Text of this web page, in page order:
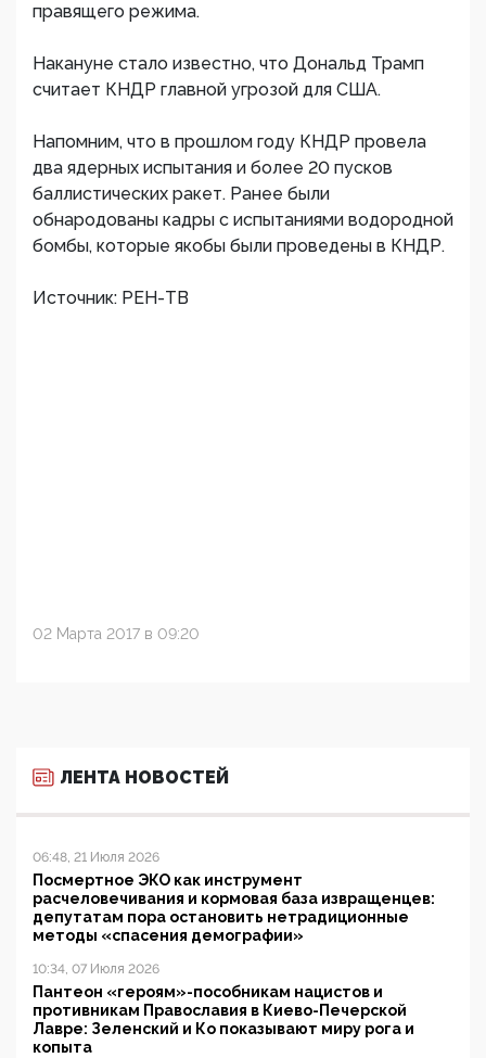
правящего режима.
Накануне стало известно, что Дональд Трамп
считает КНДР главной угрозой для США.
Напомним, что в прошлом году КНДР провела
два ядерных испытания и более 20 пусков
баллистических ракет. Ранее были
обнародованы кадры с испытаниями водородной
бомбы, которые якобы были проведены в КНДР.
Источник: РЕН-ТВ
02 Марта 2017 в 09:20
ЛЕНТА НОВОСТЕЙ
06:48, 21 Июля 2026
Посмертное ЭКО как инструмент
расчеловечивания и кормовая база извращенцев:
депутатам пора остановить нетрадиционные
методы «спасения демографии»
10:34, 07 Июля 2026
Пантеон «героям»-пособникам нацистов и
противникам Православия в Киево-Печерской
Лавре: Зеленский и Ко показывают миру рога и
копыта